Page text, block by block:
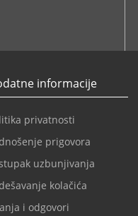
informacije
privatnosti
prigovora
uzbunjivanja
kolačića
i odgovori